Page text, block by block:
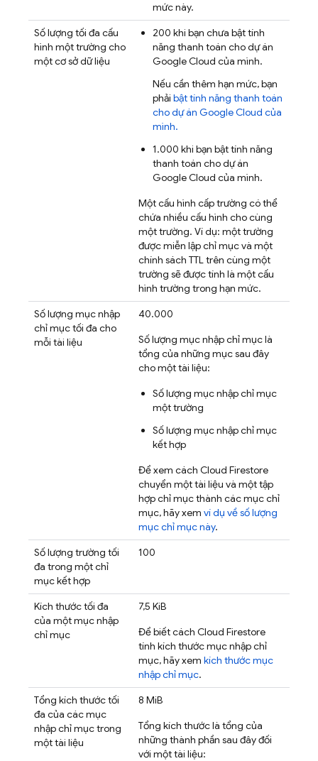
mức này.
Số lượng tối đa cấu
hình một trường cho
một cơ sở dữ liệu
200 khi bạn chưa bật tính
năng thanh toán cho dự án
Google Cloud của mình.
Nếu cần thêm hạn mức, bạn
phải bật tính năng thanh toán
cho dự án Google Cloud của
mình.
1.000 khi bạn bật tính năng
thanh toán cho dự án
Google Cloud của mình.
Một cấu hình cấp trường có thể
chứa nhiều cấu hình cho cùng
một trường. Ví dụ: một trường
được miễn lập chỉ mục và một
chính sách TTL trên cùng một
trường sẽ được tính là một cấu
hình trường trong hạn mức.
Số lượng mục nhập
chỉ mục tối đa cho
mỗi tài liệu
40.000
Số lượng mục nhập chỉ mục là
tổng của những mục sau đây
cho một tài liệu:
Số lượng mục nhập chỉ mục
một trường
Số lượng mục nhập chỉ mục
kết hợp
Để xem cách Cloud Firestore
chuyển một tài liệu và một tập
hợp chỉ mục thành các mục chỉ
mục, hãy xem ví dụ về số lượng
mục chỉ mục này.
Số lượng trường tối
đa trong một chỉ
mục kết hợp
100
Kích thước tối đa
của một mục nhập
chỉ mục
7,5 KiB
Để biết cách Cloud Firestore
tính kích thước mục nhập chỉ
mục, hãy xem kích thước mục
nhập chỉ mục.
Tổng kích thước tối
đa của các mục
nhập chỉ mục trong
một tài liệu
8 MiB
Tổng kích thước là tổng của
những thành phần sau đây đối
với một tài liệu: